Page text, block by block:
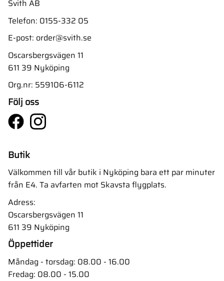
Svith AB
Telefon: 0155-332 05
E-post: order@svith.se
Oscarsbergsvägen 11
611 39 Nyköping
Org.nr: 559106-6112
Följ oss
Butik
Välkommen till vår butik i Nyköping bara ett par minuter
från E4. Ta avfarten mot Skavsta flygplats.
Adress:
Oscarsbergsvägen 11
611 39 Nyköping
Öppettider
Måndag - torsdag: 08.00 - 16.00
Fredag: 08.00 - 15.00